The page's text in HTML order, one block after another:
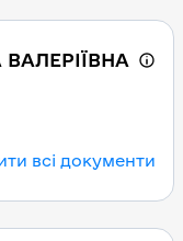
всі документи